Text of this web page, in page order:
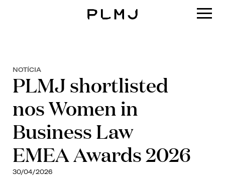
NOTÍCIA
PLMJ shortlisted
nos Women in
Business Law
EMEA Awards 2026
30/04/2026